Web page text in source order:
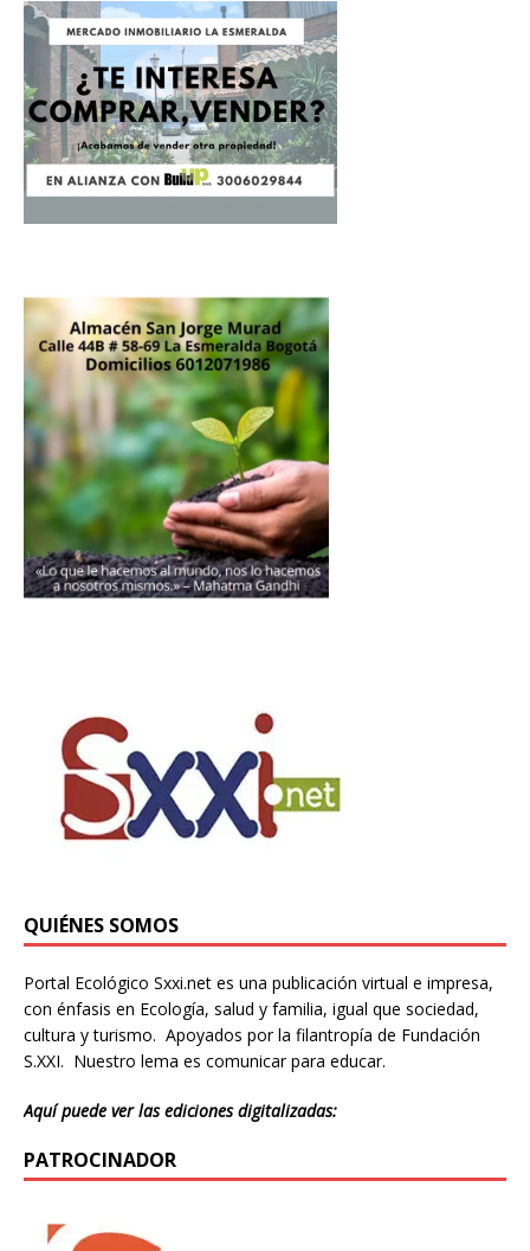
QUIÉNES SOMOS
Portal Ecológico Sxxi.net es una publicación virtual e impresa,
con énfasis en Ecología, salud y familia, igual que sociedad,
cultura y turismo. Apoyados por la filantropía de Fundación
S.XXI. Nuestro lema es comunicar para educar.
Aquí puede ver las ediciones digitalizadas:
PATROCINADOR